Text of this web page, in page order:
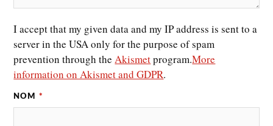
I accept that my given data and my IP address is sent to a
server in the USA only for the purpose of spam
prevention through theAkismetprogram.More
information on Akismet and GDPR.
NOM *